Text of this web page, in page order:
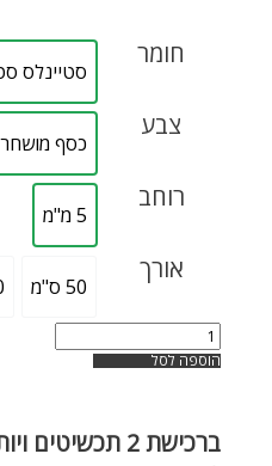
חומר
סטיינלס
צבע
כסף מושחר
רוחב
5 מ"מ
אורך
50 ס"מ
הוספה לסל
ברכישת